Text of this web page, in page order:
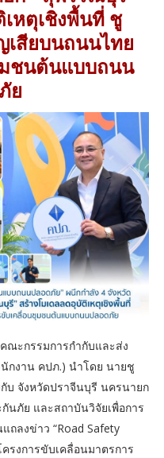
หตุเชิงพื้นที่ ชู
สียบนถนนไทย
ชนต้นแบบถนน
ย
ณะกรรมการกำกับและส่ง
กงาน คปภ.) นำโดย นายชู
บ จังหวัดปราจีนบุรี นครนายก
ภัย และสถาบันวิจัยเพื่อการ
ถลงข่าว “Road Safety
รงการขับเคลื่อนมาตรการ